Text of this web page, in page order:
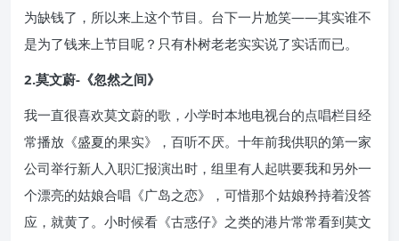
为缺钱了，所以来上这个节目。台下一片尬笑——其实谁不
是为了钱来上节目呢？只有朴树老老实实说了实话而已。
2.莫文蔚-《忽然之间》
我一直很喜欢莫文蔚的歌，小学时本地电视台的点唱栏目经
常播放《盛夏的果实》，百听不厌。十年前我供职的第一家
公司举行新人入职汇报演出时，组里有人起哄要我和另外一
个漂亮的姑娘合唱《广岛之恋》，可惜那个姑娘矜持着没答
应，就黄了。小时候看《古惑仔》之类的港片常常看到莫文